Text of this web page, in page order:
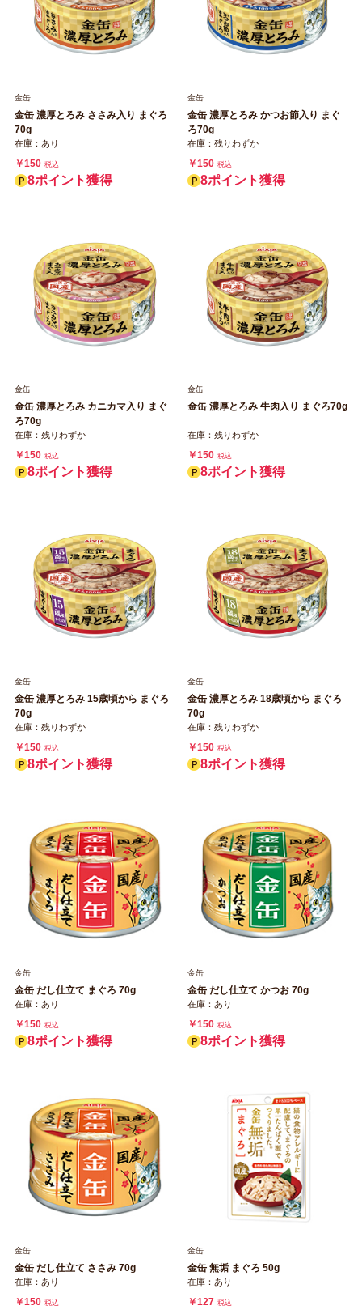
金缶
金缶 濃厚とろみ ささみ入り まぐろ
70g
在庫：あり
￥150 税込
8ポイント獲得
金缶
金缶 濃厚とろみ かつお節入り まぐ
ろ70g
在庫：残りわずか
￥150 税込
8ポイント獲得
金缶
金缶 濃厚とろみ カニカマ入り まぐ
ろ70g
在庫：残りわずか
￥150 税込
8ポイント獲得
金缶
金缶 濃厚とろみ 牛肉入り まぐろ70g
在庫：残りわずか
￥150 税込
8ポイント獲得
金缶
金缶 濃厚とろみ 15歳頃から まぐろ
70g
在庫：残りわずか
￥150 税込
8ポイント獲得
金缶
金缶 濃厚とろみ 18歳頃から まぐろ
70g
在庫：残りわずか
￥150 税込
8ポイント獲得
金缶
金缶 だし仕立て まぐろ 70g
在庫：あり
￥150 税込
8ポイント獲得
金缶
金缶 だし仕立て かつお 70g
在庫：あり
￥150 税込
8ポイント獲得
金缶
金缶 だし仕立て ささみ 70g
在庫：あり
￥150 税込
金缶
金缶 無垢 まぐろ 50g
在庫：あり
￥127 税込